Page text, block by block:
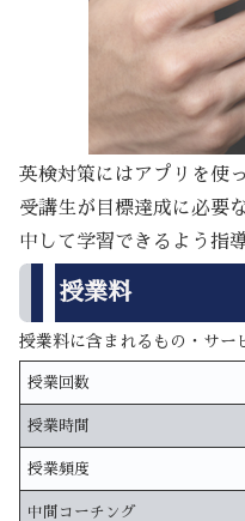
英検対策にはアプリを使
受講生が目標達成に必要
中して学習できるよう指
授業料
授業料に含まれるもの・サー
授業回数
授業時間
授業頻度
中間コーチング